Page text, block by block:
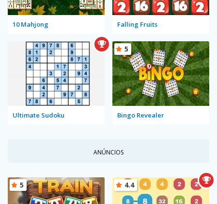
10 Mahjong Falling Fruits
Ultimate Sudoku Bingo Revealer
5
ANÚNCIOS
5 4.4